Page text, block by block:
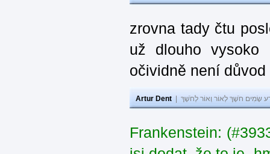
zrovna tady čtu
už dlouho
očividně není
Artur Dent שָׂמִים חֹשֶׁךְ לְאוֹר וְאוֹר לְחֹשֶׁךְ
Frankenstein: